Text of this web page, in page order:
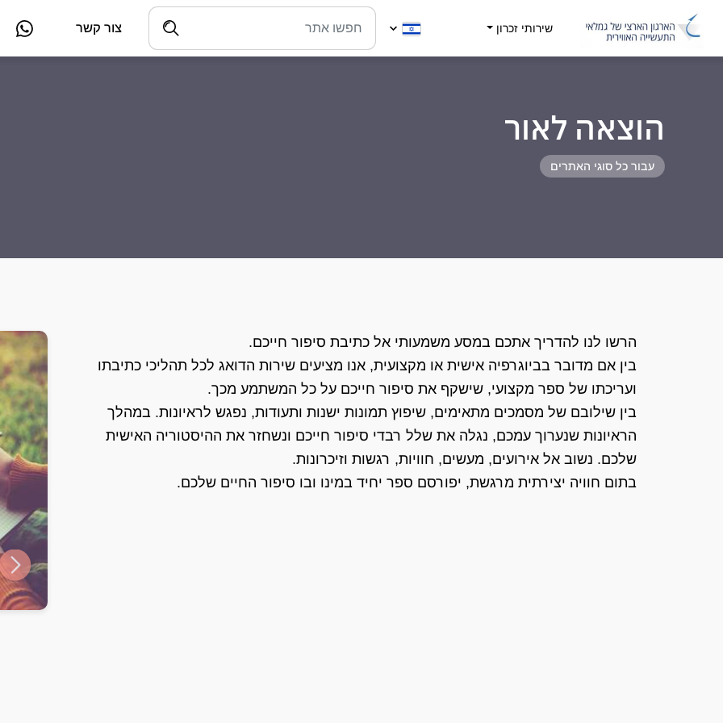
שירותי זכרון צור קשר
הוצאה לאור
עבור כל סוגי האתרים
הרשו לנו להדריך אתכם במסע משמעותי אל כתיבת סיפור חייכם.
בין אם מדובר בביוגרפיה אישית או מקצועית, אנו מציעים שירות הדואג לכל תהליכי כתיבתו
ועריכתו של ספר מקצועי, שישקף את סיפור חייכם על כל המשתמע מכך.
בין שילובם של מסמכים מתאימים, שיפוץ תמונות ישנות ותעודות, נפגש לראיונות. במהלך
הראיונות שנערוך עמכם, נגלה את שלל רבדי סיפור חייכם ונשחזר את ההיסטוריה האישית
שלכם. נשוב אל אירועים, מעשים, חוויות, רגשות וזיכרונות.
בתום חוויה יצירתית מרגשת, יפורסם ספר יחיד במינו ובו סיפור החיים שלכם.